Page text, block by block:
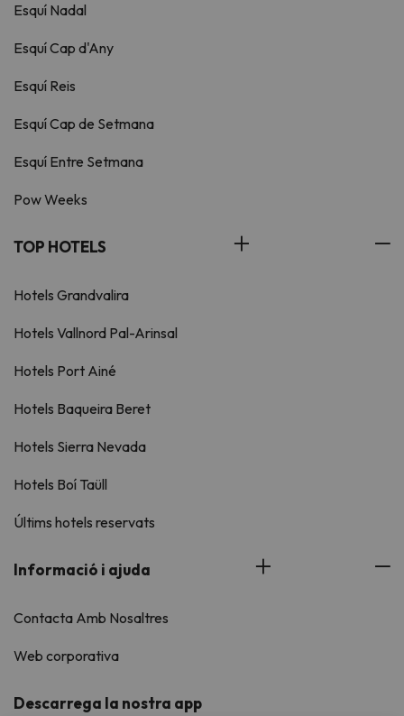
Esquí Nadal
Esquí Cap d'Any
Esquí Reis
Esquí Cap de Setmana
Esquí Entre Setmana
Pow Weeks
TOP HOTELS
Hotels Grandvalira
Hotels Vallnord Pal-Arinsal
Hotels Port Ainé
Hotels Baqueira Beret
Hotels Sierra Nevada
Hotels Boí Taüll
Últims hotels reservats
Informació i ajuda
Contacta Amb Nosaltres
Web corporativa
Descarrega la nostra app